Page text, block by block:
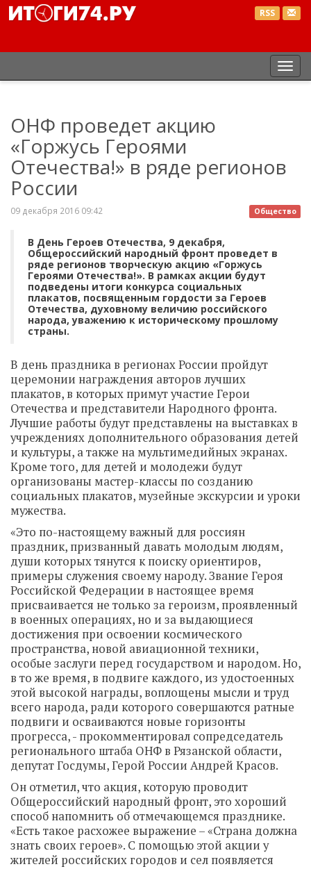
RSS
ОНФ проведет акцию
«Горжусь Героями
Отечества!» в ряде регионов
России
Общество
09 декабря 2016 09:42
В День Героев Отечества, 9 декабря,
Общероссийский народный фронт проведет в
ряде регионов творческую акцию «Горжусь
Героями Отечества!». В рамках акции будут
подведены итоги конкурса социальных
плакатов, посвященным гордости за Героев
Отечества, духовному величию российского
народа, уважению к историческому прошлому
страны.
В день праздника в регионах России пройдут
церемонии награждения авторов лучших
плакатов, в которых примут участие Герои
Отечества и представители Народного фронта.
Лучшие работы будут представлены на выставках в
учреждениях дополнительного образования детей
и культуры, а также на мультимедийных экранах.
Кроме того, для детей и молодежи будут
организованы мастер-классы по созданию
социальных плакатов, музейные экскурсии и уроки
мужества.
«Это по-настоящему важный для россиян
праздник, призванный давать молодым людям,
души которых тянутся к поиску ориентиров,
примеры служения своему народу. Звание Героя
Российской Федерации в настоящее время
присваивается не только за героизм, проявленный
в военных операциях, но и за выдающиеся
достижения при освоении космического
пространства, новой авиационной техники,
особые заслуги перед государством и народом. Но,
в то же время, в подвиге каждого, из удостоенных
этой высокой награды, воплощены мысли и труд
всего народа, ради которого совершаются ратные
подвиги и осваиваются новые горизонты
прогресса, - прокомментировал сопредседатель
регионального штаба ОНФ в Рязанской области,
депутат Госдумы, Герой России Андрей Красов.
Он отметил, что акция, которую проводит
Общероссийский народный фронт, это хороший
способ напомнить об отмечающемся празднике.
«Есть такое расхожее выражение – «Страна должна
знать своих героев». С помощью этой акции у
жителей российских городов и сел появляется